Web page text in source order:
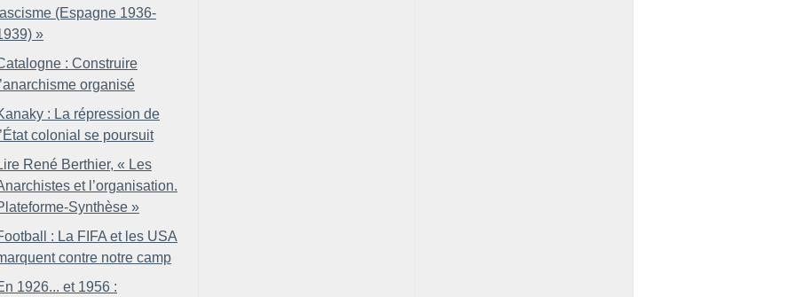
(Espagne 1936-
»
: Construire
organisé
: La répression de
colonial se poursuit
René Berthier, « Les
et l’organisation.
Synthèse »
: La FIFA et les USA
contre notre camp
1926... et 1956 :